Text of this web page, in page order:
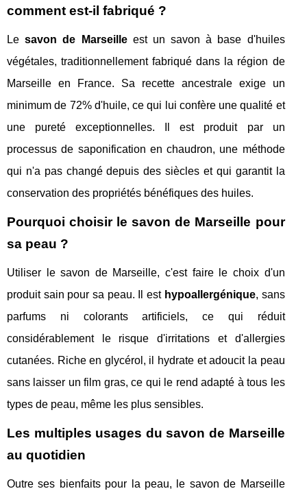
comment est-il fabriqué ?
Lesavon de Marseilleest un savon à base d'huiles
végétales, traditionnellement fabriqué dans la région de
Marseille en France. Sa recette ancestrale exige un
minimum de 72% d'huile, ce qui lui confère une qualité et
une pureté exceptionnelles. Il est produit par un
processus de saponification en chaudron, une méthode
qui n'a pas changé depuis des siècles et qui garantit la
conservation des propriétés bénéfiques des huiles.
Pourquoi choisir le savon de Marseille pour
sa peau ?
Utiliser le savon de Marseille, c'est faire le choix d'un
produit sain pour sa peau. Il est hypoallergénique, sans
parfums ni colorants artificiels, ce qui réduit
considérablement le risque d'irritations et d'allergies
cutanées. Riche en glycérol, il hydrate et adoucit la peau
sans laisser un film gras, ce qui le rend adapté à tous les
types de peau, même les plus sensibles.
Les multiples usages du savon de Marseille
au quotidien
Outre ses bienfaits pour la peau, le savon de Marseille